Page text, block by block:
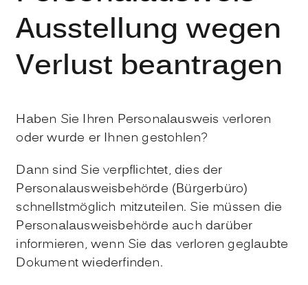
Ausstellung wegen
Verlust beantragen
Haben Sie Ihren Personalausweis verloren
oder wurde er Ihnen gestohlen?
Dann sind Sie verpflichtet, dies der
Personalausweisbehörde (Bürgerbüro)
schnellstmöglich mitzuteilen. Sie müssen die
Personalausweisbehörde auch darüber
informieren, wenn Sie das verloren geglaubte
Dokument wiederfinden.